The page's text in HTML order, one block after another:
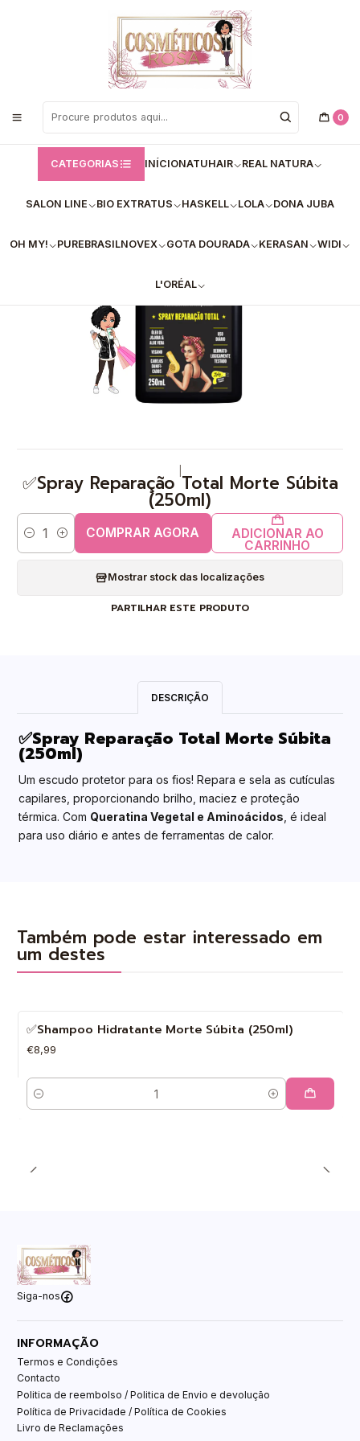
0
CATEGORIAS INÍCIONATUHAIR REAL NATURA
SALON LINE BIO EXTRATUS HASKELL LOLA DONA JUBA
OH MY! PUREBRASILNOVEX GOTA DOURADA KERASAN WIDI
L'ORÉAL
Bem vindos a Loja de Cosméticos Rosa!
Lola/Sprays
✅Spray Reparação Total Morte Súbita (250ml)
✅Spray Reparação Total Morte Súbita
(250ml)
Quantidade ADICIONAR AO
CARRINHO
COMPRAR AGORA
Mostrar stock das localizações
PARTILHAR ESTE PRODUTO
DESCRIÇÃO
✅Spray Reparação Total Morte Súbita
(250ml)
Um escudo protetor para os fios! Repara e sela as cutículas
capilares, proporcionando brilho, maciez e proteção
térmica. Com Queratina Vegetal e Aminoácidos , é ideal
para uso diário e antes de ferramentas de calor.
Também pode estar interessado em
um destes
✅Shampoo Hidratante Morte Súbita (250ml)
€8,99
Quantidade
Siga-nos
INFORMAÇÃO
Termos e Condições
Contacto
Politica de reembolso / Politica de Envio e devolução
Política de Privacidade / Política de Cookies
Livro de Reclamações